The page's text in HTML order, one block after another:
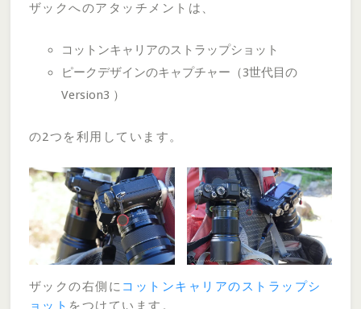
ザックへのアタッチメントは、
コットンキャリアのストラップショット
ピークデザインのキャプチャー（3世代目の
Version3 ）
の2つを利用しています。
ザックの右側に コットンキャリアのストラップシ
ョット をつけています。